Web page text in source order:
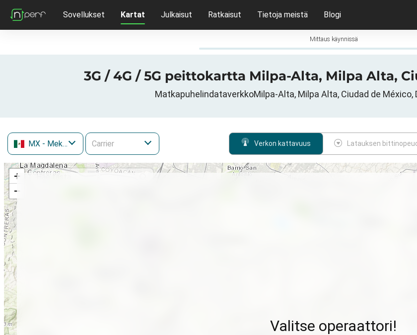
Sovellukset Kartat Julkaisut Ratkaisut Tietoja meistä Blogi
Mittaus käynnissä
3G / 4G / 5G peittokartta Milpa-Alta, Milpa Alta,
MatkapuhelindataverkkoMilpa-Alta, Milpa Alta, Ciudad de México,
MX - Meksiko Verkon kattavuus Latauksen
+
−
Valitse operaattori!